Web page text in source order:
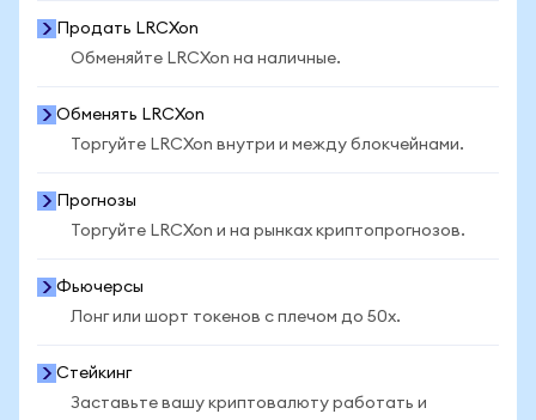
Продать LRCXon
Обменяйте LRCXon на наличные.
Обменять LRCXon
Торгуйте LRCXon внутри и между блокчейнами.
Прогнозы
Торгуйте LRCXon и на рынках криптопрогнозов.
Фьючерсы
Лонг или шорт токенов с плечом до 50x.
Стейкинг
Заставьте вашу криптовалюту работать и